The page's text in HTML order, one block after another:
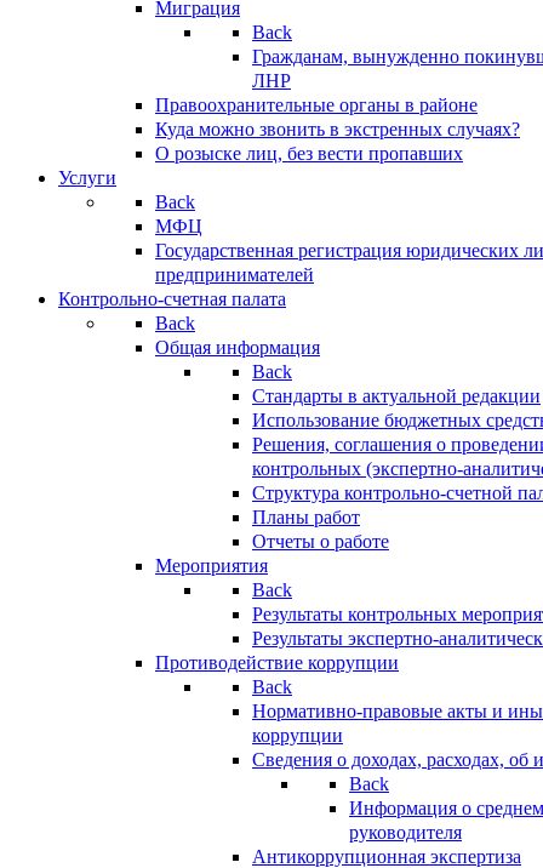
Миграция
Back
Гражданам, вынужденно
ЛНР
Правоохранительные органы в районе
Куда можно звонить в экстренных случаях?
О розыске лиц, без вести пропавших
Услуги
Back
МФЦ
Государственная регистрация юридических
предпринимателей
Контрольно-счетная палата
Back
Общая информация
Back
Стандарты в актуальной редакции
Использование бюджетных
Решения, соглашения о
контрольных (экспертно-
Структура контрольно-счетной
Планы работ
Отчеты о работе
Мероприятия
Back
Результаты контрольных
Результаты экспертно-
Противодействие коррупции
Back
Нормативно-правовые акты и
коррупции
Сведения о доходах, расходах, об
Back
Информация о
руководителя
Антикоррупционная экспертиза